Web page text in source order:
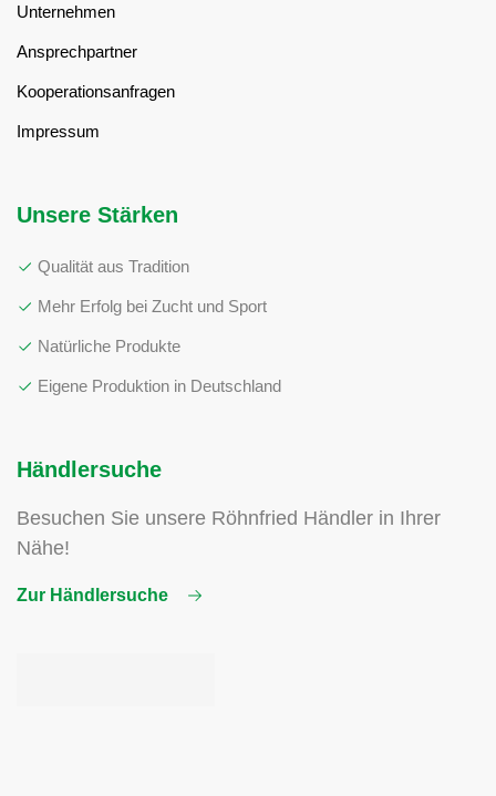
Unternehmen
Ansprechpartner
Kooperationsanfragen
Impressum
Unsere Stärken
Qualität aus Tradition
Mehr Erfolg bei Zucht und Sport
Natürliche Produkte
Eigene Produktion in Deutschland
Händlersuche
Besuchen Sie unsere Röhnfried Händler in Ihrer
Nähe!
Zur Händlersuche